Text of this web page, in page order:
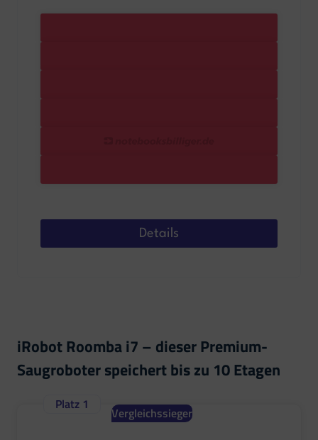
Details
iRobot Roomba i7 – dieser Premium-
Saugroboter speichert bis zu 10 Etagen
Platz 1
Vergleichssieger